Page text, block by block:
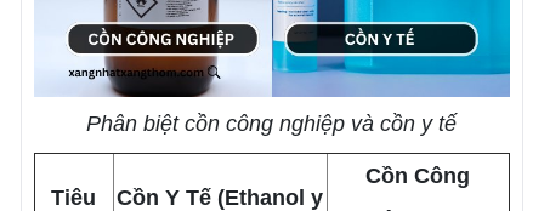
Phân biệt cồn công nghiệp và cồn y tế
Tiêu
Cồn Y Tế (Ethanol y
Cồn Công